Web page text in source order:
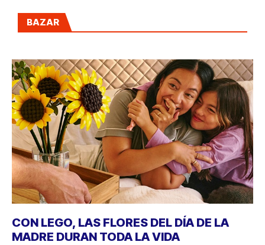
BAZAR
CON LEGO, LAS FLORES DEL DÍA DE LA
MADRE DURAN TODA LA VIDA